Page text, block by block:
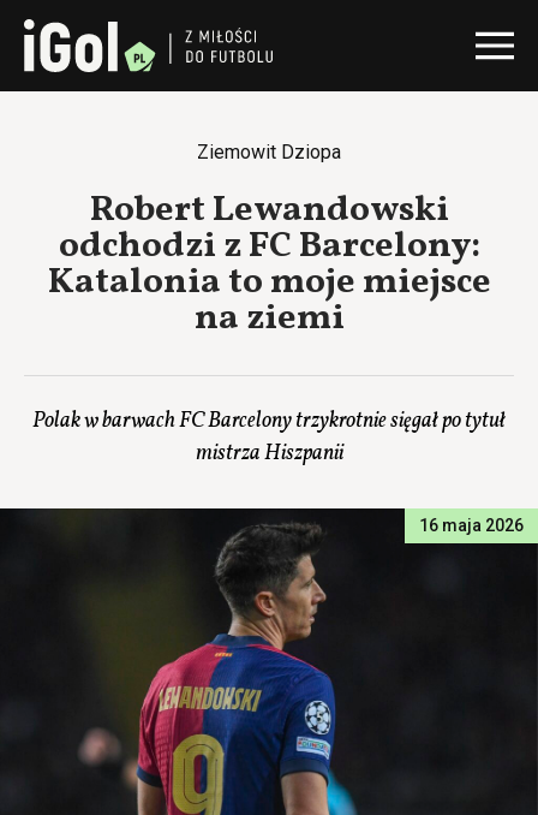
Ziemowit Dziopa
Robert Lewandowski
odchodzi z FC Barcelony:
Katalonia to moje miejsce
na ziemi
Polak w barwach FC Barcelony trzykrotnie sięgał po tytuł
mistrza Hiszpanii
16 maja 2026